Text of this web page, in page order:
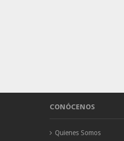
CONÓCENOS
Quienes Somos